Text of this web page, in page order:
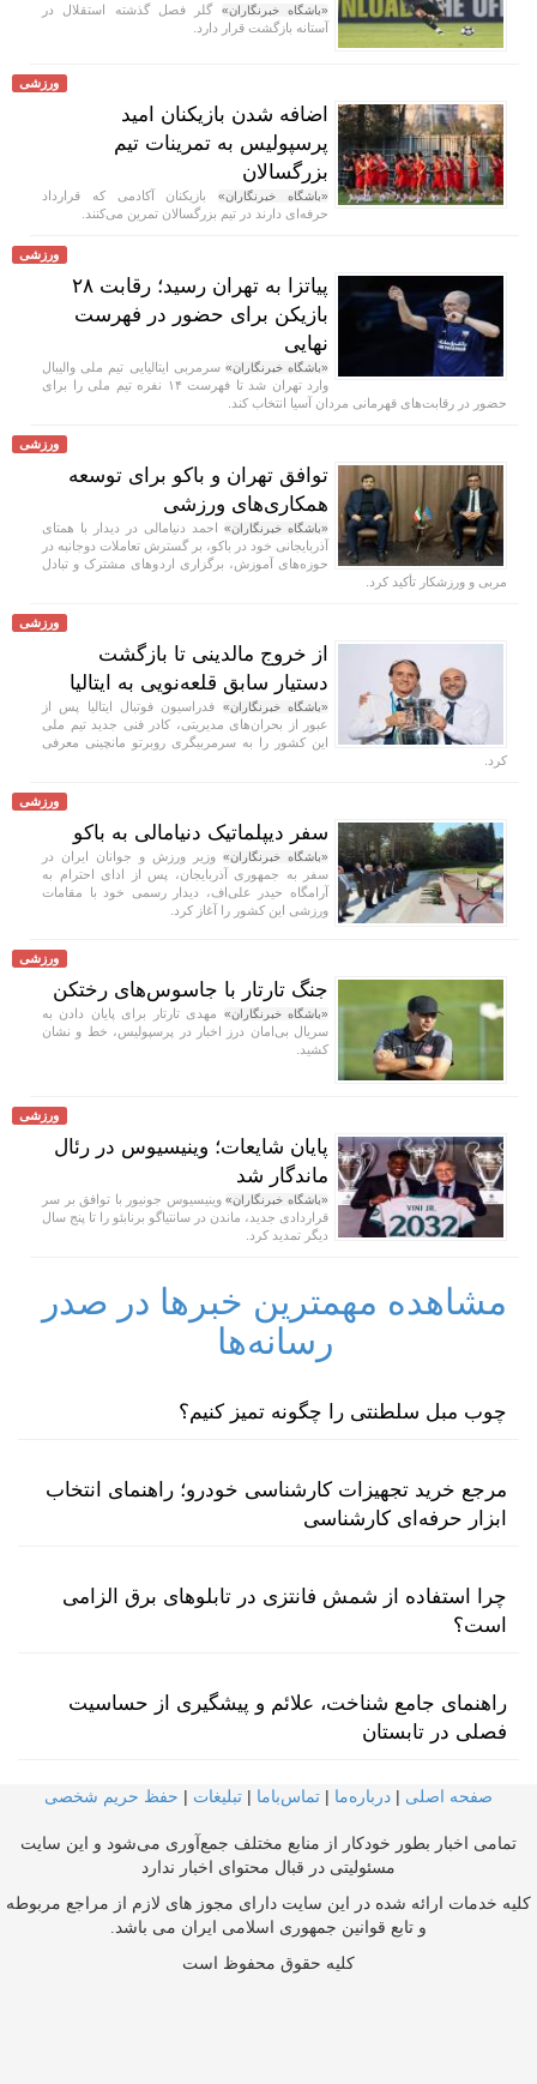
«باشگاه خبرنگاران» گلر فصل گذشته استقلال در
آستانه بازگشت قرار دارد.
ورزشی
اضافه شدن بازیکنان امید
پرسپولیس به تمرینات تیم
بزرگسالان
«باشگاه خبرنگاران»بازیکنان آکادمی که قرارداد
حرفه‌ای دارند در تیم بزرگسالان تمرین می‌کنند.
ورزشی
پیاتزا به تهران رسید؛ رقابت ۲۸
بازیکن برای حضور در فهرست
نهایی
«باشگاه خبرنگاران» سرمربی ایتالیایی تیم ملی والیبال
وارد تهران شد تا فهرست ۱۴ نفره تیم ملی را برای
حضور در رقابت‌های قهرمانی مردان آسیا انتخاب کند.
ورزشی
توافق تهران و باکو برای توسعه
همکاری‌های ورزشی
«باشگاه خبرنگاران» احمد دنیامالی در دیدار با همتای
آذربایجانی خود در باکو، بر گسترش تعاملات دوجانبه در
حوزه‌های آموزش، برگزاری اردو‌های مشترک و تبادل
مربی و ورزشکار تأکید کرد.
ورزشی
از خروج مالدینی تا بازگشت
دستیار سابق قلعه‌نویی به ایتالیا
«باشگاه خبرنگاران» فدراسیون فوتبال ایتالیا پس از
عبور از بحران‌های مدیریتی، کادر فنی جدید تیم ملی
این کشور را به سرمربیگری روبرتو مانچینی معرفی
کرد.
ورزشی
سفر دیپلماتیک دنیامالی به باکو
«باشگاه خبرنگاران» وزیر ورزش و جوانان ایران در
سفر به جمهوری آذربایجان، پس از ادای احترام به
آرامگاه حیدر علی‌اف، دیدار رسمی خود با مقامات
ورزشی این کشور را آغاز کرد.
ورزشی
جنگ تارتار با جاسوس‌های رختکن
«باشگاه خبرنگاران» مهدی تارتار برای پایان دادن به
سریال بی‌امان درز اخبار در پرسپولیس، خط و نشان
کشید.
ورزشی
پایان شایعات؛ وینیسیوس در رئال
ماندگار شد
«باشگاه خبرنگاران»وینیسیوس جونیور با توافق بر سر
قراردادی جدید، ماندن در سانتیاگو برنابئو را تا پنج سال
دیگر تمدید کرد.
مشاهده مهمترین خبرها در صدر
رسانه‌ها
چوب مبل سلطنتی را چگونه تمیز کنیم؟
مرجع خرید تجهیزات کارشناسی خودرو؛ راهنمای انتخاب
ابزار حرفه‌ای کارشناسی
چرا استفاده از شمش فانتزی در تابلوهای برق الزامی
است؟
راهنمای جامع شناخت، علائم و پیشگیری از حساسیت
فصلی در تابستان
صفحه اصلی | درباره‌ما | تماس‌با‌ما | تبلیغات | حفظ حریم شخصی
تمامی اخبار بطور خودکار از منابع مختلف جمع‌آوری می‌شود و این سایت
مسئولیتی در قبال محتوای اخبار ندارد
کلیه خدمات ارائه شده در این سایت دارای مجوز های لازم از مراجع مربوطه
و تابع قوانین جمهوری اسلامی ایران می باشد.
کلیه حقوق محفوظ است